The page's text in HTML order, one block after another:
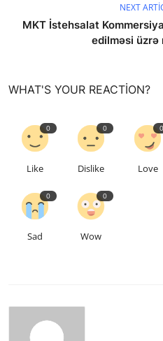
NEXT
MKT İstehsalat
edilməsi üzrə
WHAT'S YOUR REACTION?
0
Like
0
Dislike
0
Love
0
Sad
0
Wow